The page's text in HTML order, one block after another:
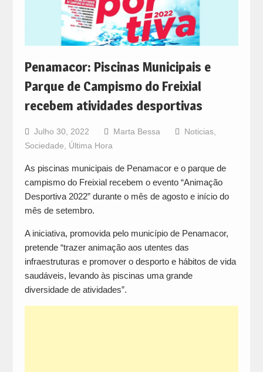
Penamacor: Piscinas Municipais e
Parque de Campismo do Freixial
recebem atividades desportivas
Julho 30, 2022 Marta Bessa Noticias,
Sociedade
Última Hora
As piscinas municipais de Penamacor e o parque de
campismo do Freixial recebem o evento “Animação
Desportiva 2022” durante o mês de agosto e início do
mês de setembro.
A iniciativa, promovida pelo município de Penamacor,
pretende “trazer animação aos utentes das
infraestruturas e promover o desporto e hábitos de vida
saudáveis, levando às piscinas uma grande
diversidade de atividades”.